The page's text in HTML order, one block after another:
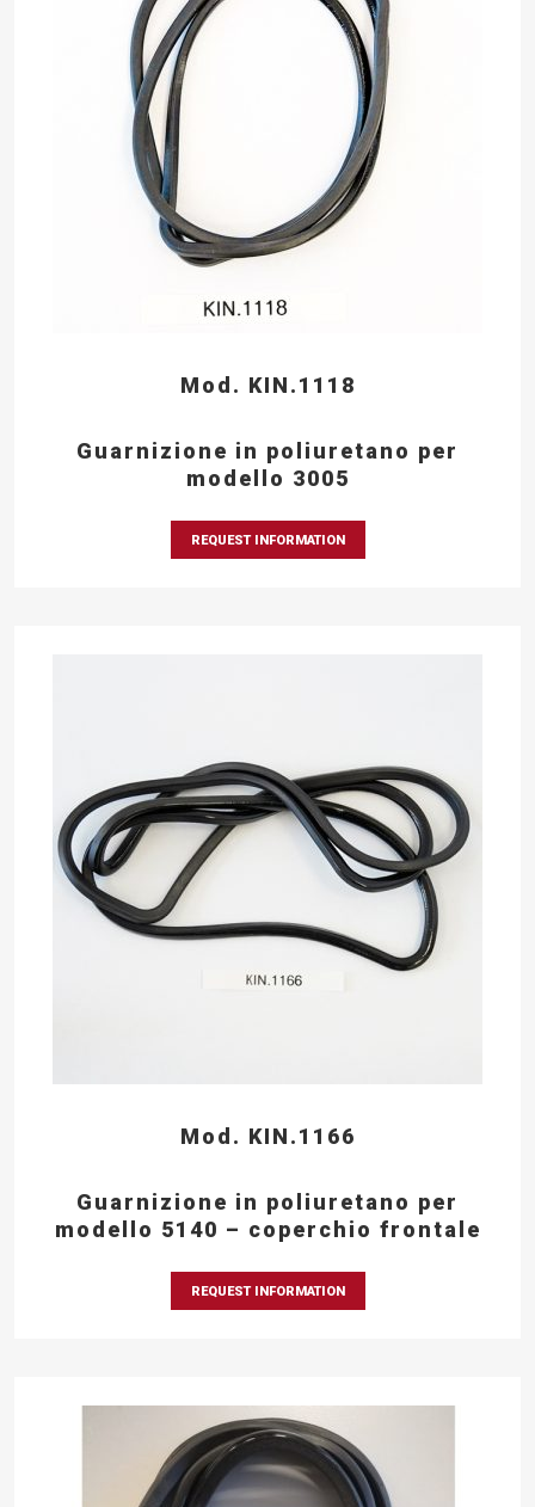
Mod. KIN.1118
Guarnizione in poliuretano per
modello 3005
REQUEST INFORMATION
Mod. KIN.1166
Guarnizione in poliuretano per
modello 5140 – coperchio frontale
REQUEST INFORMATION